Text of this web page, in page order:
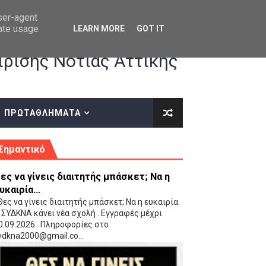
οδηγίες επί του ΚΑΝΟΝΙΣΜΟΥ ΕΓΓΡΑΦΩΝ-ΜΕΤΑΓΡΑΦΩΝ ΤΗΣ
(VIDEO)
Νότιας Αττικής
ΠΡΩΤΑΘΛΗΜΑΤΑ
να γίνεις διαιτητής μπάσκετ; Να η
να γίνεις διαιτητής μπάσκετ; Να η ευκαιρία.
κάνει νέα σχολή . Εγγραφές μέχρι
. Πληροφορίες στο
agent
usage
LEARN MORE GOT IT